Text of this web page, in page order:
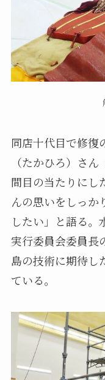
同店十代目で修復
（たかひろ）さ
間目の当たりにし
んの思いをしっか
したい」と語る。
実行委員会委員長
島の技術に期待し
ている。